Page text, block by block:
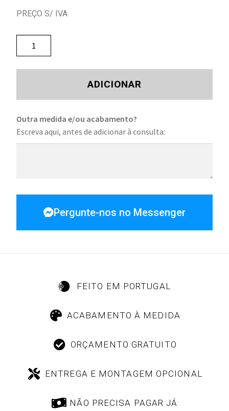
PREÇO S/ IVA
ADICIONAR
Outra medida e/ou acabamento?
Escreva aqui, antes de adicionar à consulta:
Pergunte-nos no Messenger
FEITO EM PORTUGAL
ACABAMENTO À MEDIDA
ORÇAMENTO GRATUITO
ENTREGA E MONTAGEM OPCIONAL
NÃO PRECISA PAGAR JÁ